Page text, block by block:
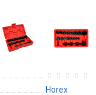
Horex